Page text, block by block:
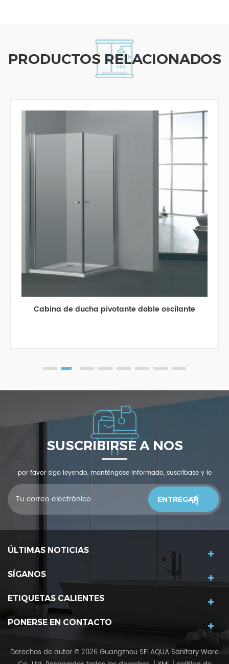
PRODUCTOS RELACIONADOS
Cabina de ducha pivotante doble oscilante
SUSCRIBIRSE A NOS
por favor siga leyendo, manténgase informado, suscríbase y le
invitamos a que nos cuente qué piensas.
ÚLTIMAS NOTICIAS
SÍGANOS
ETIQUETAS CALIENTES
PONERSE EN CONTACTO
Derechos de autor © 2026 Guangzhou SELAQUA Sanitary Ware